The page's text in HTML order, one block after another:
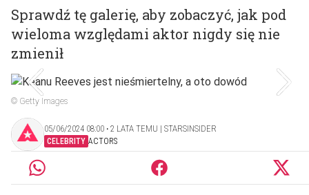
Sprawdź tę galerię, aby zobaczyć, jak pod
wieloma względami aktor nigdy się nie
zmienił
© Getty Images
05/06/2024 08:00 ‧ 2 LATA TEMU | STARSINSIDER
CELEBRITY ACTORS